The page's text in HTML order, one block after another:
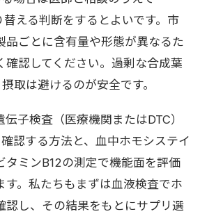
替える判断をするとよいです。市
品ごとに含有量や形態が異なるた
確認してください。過剰な合成葉
取は避けるのが安全です。
子検査（医療機関またはDTC）
認する方法と、血中ホモシステイ
タミンB12の測定で機能面を評価
す。私たちもまずは血液検査でホ
認し、その結果をもとにサプリ選